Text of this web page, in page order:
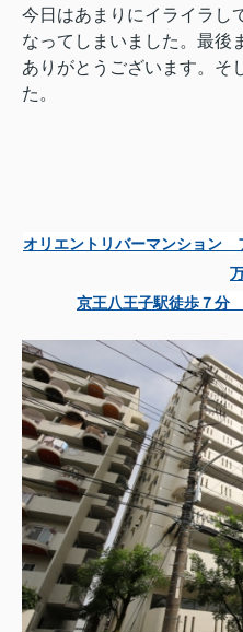
今日はあまりにイライラし
なってしまいました。最後
ありがとうございます。そ
た。
オリエントリバーマンション
京王八王子駅徒歩７分